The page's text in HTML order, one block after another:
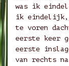
was ik
ik eindelijk,
te voren
eerste keer
eerste
van rechts